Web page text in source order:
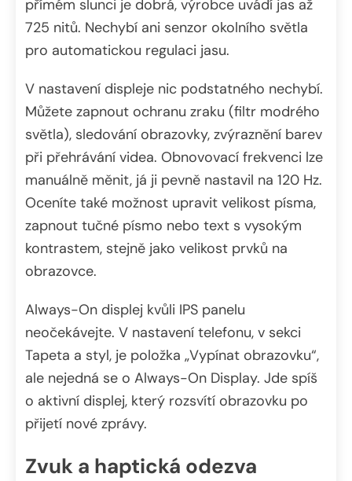
přímém slunci je dobrá, výrobce uvádí jas až
725 nitů. Nechybí ani senzor okolního světla
pro automatickou regulaci jasu.
V nastavení displeje nic podstatného nechybí.
Můžete zapnout ochranu zraku (filtr modrého
světla), sledování obrazovky, zvýraznění barev
při přehrávání videa. Obnovovací frekvenci lze
manuálně měnit, já ji pevně nastavil na 120 Hz.
Oceníte také možnost upravit velikost písma,
zapnout tučné písmo nebo text s vysokým
kontrastem, stejně jako velikost prvků na
obrazovce.
Always-On displej kvůli IPS panelu
neočekávejte. V nastavení telefonu, v sekci
Tapeta a styl, je položka „Vypínat obrazovku“,
ale nejedná se o Always-On Display. Jde spíš
o aktivní displej, který rozsvítí obrazovku po
přijetí nové zprávy.
Zvuk a haptická odezva